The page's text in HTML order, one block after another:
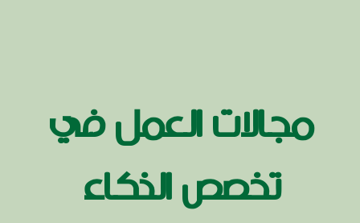
مجالات العمل في
تخصص الذكاء